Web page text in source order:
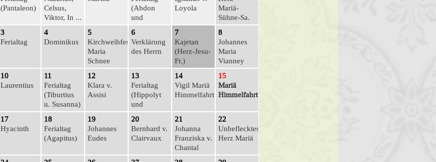
(Pantaleon)
Cel­sus,
Viktor, In ...
(Abdon
und
Sennen)
Loyola
Mariä-
Sühne-Sa.
3
Ferialtag
4
Dominikus
5
Kirchweihfest
Maria
Schnee
6
Verklärung
des Herrn
7
Kajetan
(Herz-Jesu-
Fr.)
8
Johannes
Maria
Vianney
10
Laurentius
11
Ferialtag
(Tiburtius
u. Susanna)
12
Klara v.
Assisi
13
Ferialtag
(Hippolyt
und
Kassian)
14
Vigil Mariä
Himmelfahrt
15
Mariä
Himmelfahrt
17
Hyacinth
18
Ferialtag
(Agapitus)
19
Johannes
Eudes
20
Bernhard v.
Clairvaux
21
Johanna
Franziska v.
Chantal
22
Unbeflecktes
Herz Mariä